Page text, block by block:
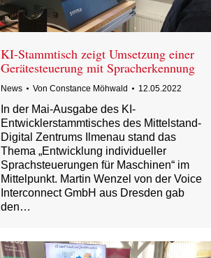
KI-Stammtisch zeigt Umsetzung einer
Gerätesteuerung mit Spracherkennung
News Von Constance Möhwald 12.05.2022
In der Mai-Ausgabe des KI-
Entwicklerstammtisches des Mittelstand-
Digital Zentrums Ilmenau stand das
Thema „Entwicklung individueller
Sprachsteuerungen für Maschinen“ im
Mittelpunkt. Martin Wenzel von der Voice
Interconnect GmbH aus Dresden gab
den…